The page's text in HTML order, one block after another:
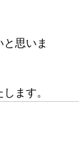
思いま
ます。